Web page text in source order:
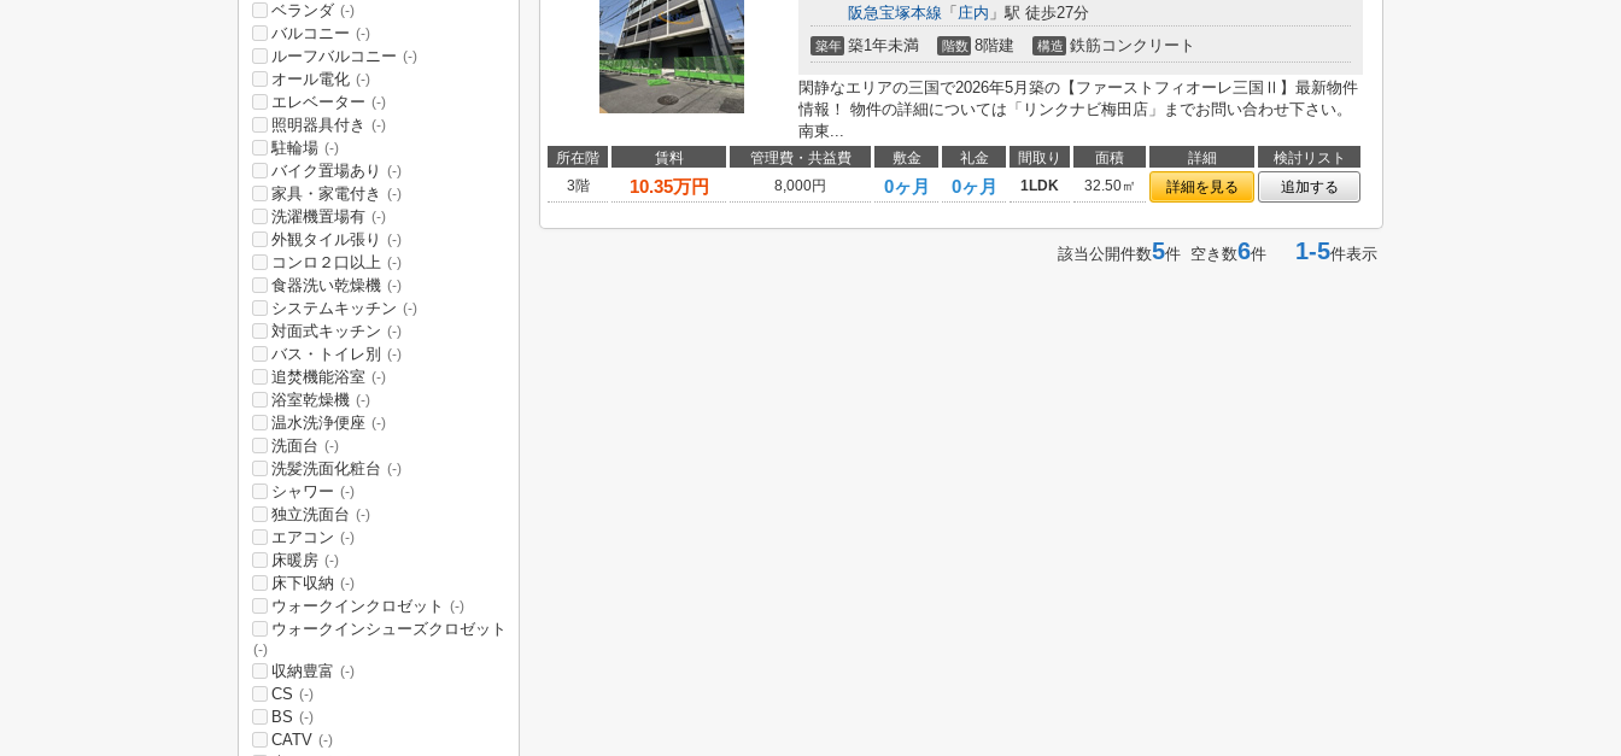
阪急宝塚本線 「 庄内 」駅 徒歩27分
築年 築1年未満 階数 8階建 構造 鉄筋コンクリート
閑静なエリアの三国で2026年5月築の【ファーストフィオーレ三国Ⅱ】最新物件
情報！ 物件の詳細については「リンクナビ梅田店」までお問い合わせ下さい。
南東...
所在階 賃料 管理費・共益費 敷金 礼金 間取り 面積 詳細
検討リスト
3階
10.35万円 8,000円 0ヶ月 0ヶ月 1LDK 32.50㎡ 詳細を見る 追加する
該当公開件数5件 空き数6件 1-5件表示
ベランダ (-)
バルコニー (-)
ルーフバルコニー (-)
オール電化 (-)
エレベーター (-)
照明器具付き (-)
駐輪場 (-)
バイク置場あり (-)
家具・家電付き (-)
洗濯機置場有 (-)
外観タイル張り (-)
コンロ２口以上 (-)
食器洗い乾燥機 (-)
システムキッチン (-)
対面式キッチン (-)
バス・トイレ別 (-)
追焚機能浴室 (-)
浴室乾燥機 (-)
温水洗浄便座 (-)
洗面台 (-)
洗髪洗面化粧台 (-)
シャワー (-)
独立洗面台 (-)
エアコン (-)
床暖房 (-)
床下収納 (-)
ウォークインクロゼット (-)
ウォークインシューズクロゼット
(-)
収納豊富 (-)
CS (-)
BS (-)
CATV (-)